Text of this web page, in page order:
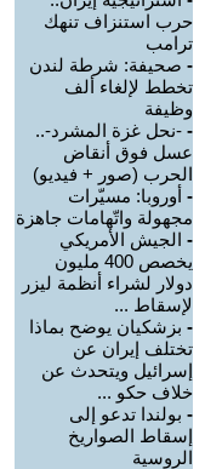
حرب استنزاف تنهك
ترامب
- صحيفة: شرطة لندن
تخطط لإلغاء ألف
وظيفة
- -نحل غزة المشرد-..
عسل فوق أنقاض
الحرب (صور + فيديو)
- أوروبا: مسيّرات
مجهولة واتّهامات جاهزة
- الجيش الأمريكي
يخصص 400 مليون
دولار لشراء أنظمة ليزر
لإسقاط ...
- بزشكيان يوضح بماذا
تختلف إيران عن
إسرائيل ويتحدث عن
خلاف حكو ...
- بولندا تدعو إلى
إسقاط الصواريخ
الروسية